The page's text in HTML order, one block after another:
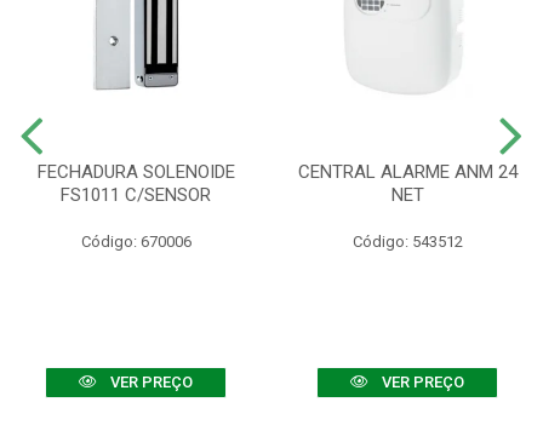
FECHADURA SOLENOIDE
FS1011 C/SENSOR
Código: 670006
VER PREÇO
CENTRAL ALARME ANM 24
NET
Código: 543512
VER PREÇO